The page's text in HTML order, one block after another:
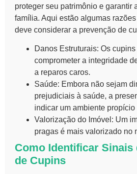
proteger seu patrimônio e garantir
família. Aqui estão algumas
deve considerar a prevenção de
Danos Estruturais: Os
comprometer a integridade
a reparos caros.
Saúde: Embora não sejam
prejudiciais à saúde, a
indicar um ambiente
Valorização do Imóvel: Um
pragas é mais valorizado no
Como Identificar Sinais
de Cupins